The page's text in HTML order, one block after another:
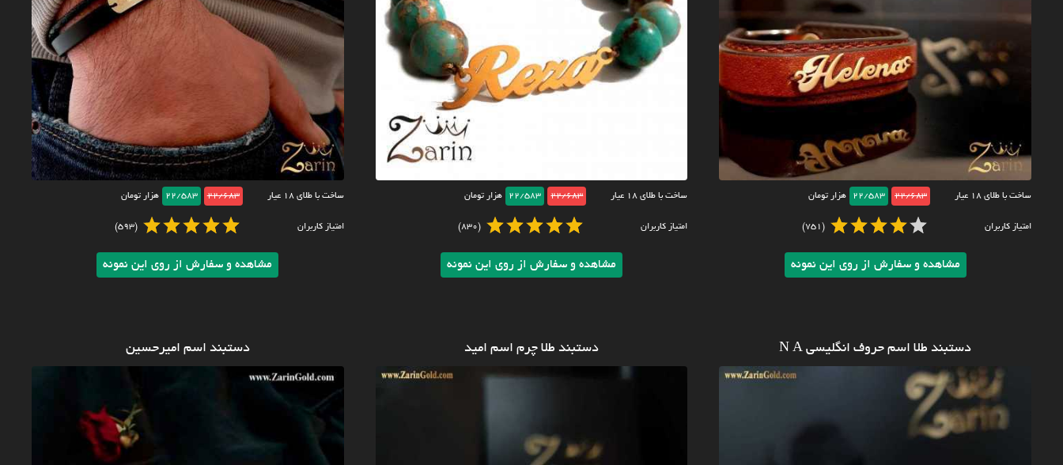
ساخت با طلای ۱۸ عیار 22/683
22/583 هزار تومان
امتیاز کاربران (751)
مشاهده و سفارش از روی این نمونه
ساخت با طلای ۱۸ عیار 22/683
22/583 هزار تومان
امتیاز کاربران (830)
مشاهده و سفارش از روی این نمونه
ساخت با طلای ۱۸ عیار 22/683
22/583 هزار تومان
امتیاز کاربران (593)
مشاهده و سفارش از روی این نمونه
دستبند طلا اسم حروف انگلیسی N A دستبند طلا چرم اسم امید دستبند اسم امیرحسین